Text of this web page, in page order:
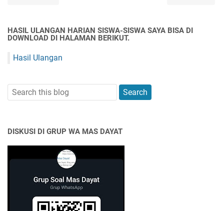
HASIL ULANGAN HARIAN SISWA-SISWA SAYA BISA DI
DOWNLOAD DI HALAMAN BERIKUT.
Hasil Ulangan
DISKUSI DI GRUP WA MAS DAYAT